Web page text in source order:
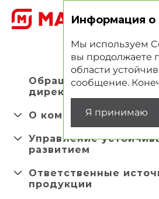
Обращение
директора
О компании
Управление
развитием
Ответственные
продукции
Информация о
Мы используем
вы продолжаете
области
сообщение.
Я принимаю